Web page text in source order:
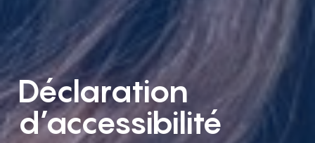
Déclaration
d’accessibilité